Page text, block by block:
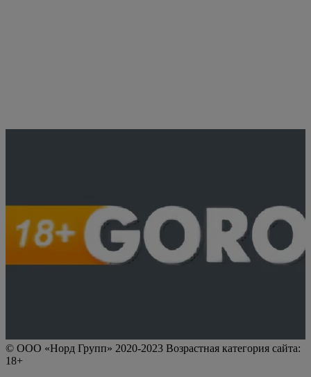
© ООО «Норд Групп» 2020-2023 Возрастная категория сайта:
18+